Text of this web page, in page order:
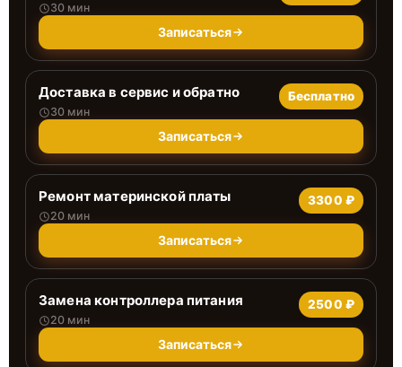
30 мин
Записаться
Доставка в сервис и обратно
30 мин
Бесплатно
Записаться
Ремонт материнской платы
20 мин
3300 ₽
Записаться
Замена контроллера питания
20 мин
2500 ₽
Записаться